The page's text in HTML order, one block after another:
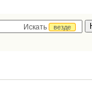
Искать
везде